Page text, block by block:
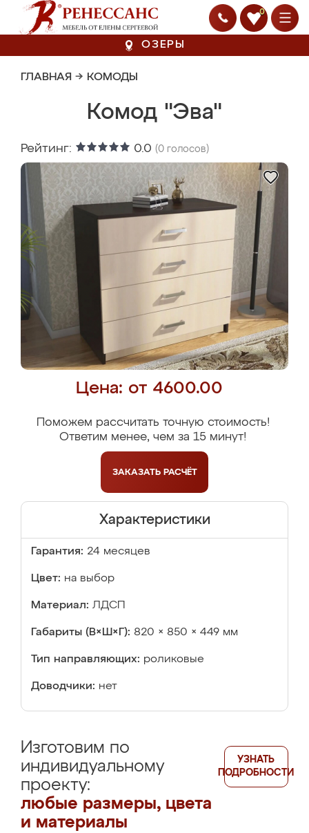
0
ОЗЕРЫ
ГЛАВНАЯ → КОМОДЫ
Комод "Эва"
Рейтинг: 0.0 (0 голосов)
Цена: от 4600.00
Поможем рассчитать точную стоимость!
Ответим менее, чем за 15 минут!
ЗАКАЗАТЬ РАСЧЁТ
Характеристики
Гарантия: 24 месяцев
Цвет: на выбор
Материал: ЛДСП
Габариты (В×Ш×Г): 820 × 850 × 449 мм
Тип направляющих: роликовые
Доводчики: нет
Изготовим по
индивидуальному
проекту:
любые размеры, цвета
и материалы
УЗНАТЬ
ПОДРОБНОСТИ